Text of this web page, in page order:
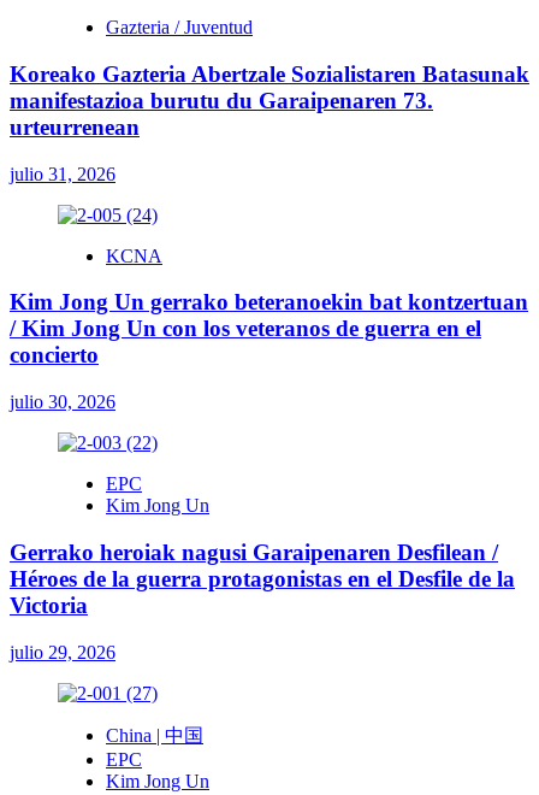
Gazteria / Juventud
Koreako Gazteria Abertzale Sozialistaren Batasunak
manifestazioa burutu du Garaipenaren 73.
urteurrenean
julio 31, 2026
KCNA
Kim Jong Un gerrako beteranoekin bat kontzertuan
/ Kim Jong Un con los veteranos de guerra en el
concierto
julio 30, 2026
EPC
Kim Jong Un
Gerrako heroiak nagusi Garaipenaren Desfilean /
Héroes de la guerra protagonistas en el Desfile de la
Victoria
julio 29, 2026
China | 中国
EPC
Kim Jong Un